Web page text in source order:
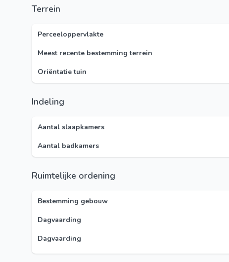
Terrein
Perceeloppervlakte
Meest recente bestemming terrein
Oriëntatie tuin
Indeling
Aantal slaapkamers
Aantal badkamers
Ruimtelijke ordening
Bestemming gebouw
Dagvaarding
Dagvaarding